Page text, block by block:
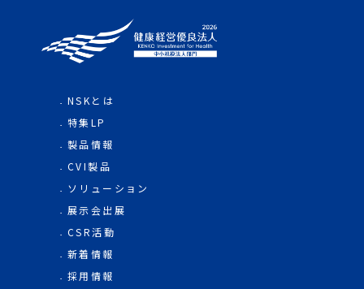
NSKとは
特集LP
製品情報
CVI製品
ソリューション
展示会出展
CSR活動
新着情報
採用情報